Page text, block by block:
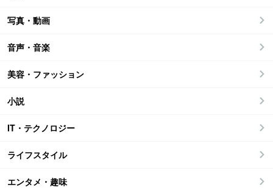
写真・動画
音声・音楽
美容・ファッション
小説
IT・テクノロジー
ライフスタイル
エンタメ・趣味